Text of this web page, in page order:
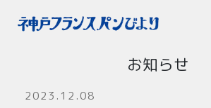
お知らせ
2023.12.08